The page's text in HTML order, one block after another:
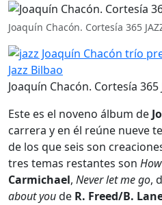
Joaquín Chacón. Cortesía 365
Joaquín Chacón. Cortesía 365
Este es el noveno álbum de
carrera y en él reúne nueve
de los que seis son
tres temas restantes son
Carmichael, Never let me go,
about youde R. Freed/B.